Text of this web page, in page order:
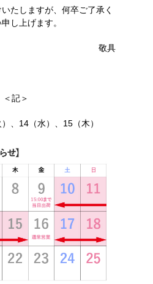
たしますが、何卒ご了承く
し上げます。
敬具
＜記＞
、14（水）、15（木）